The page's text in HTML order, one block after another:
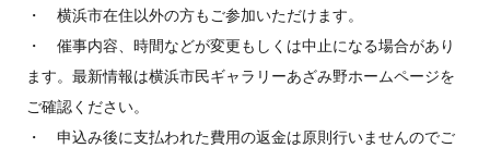
・ 横浜市在住以外の方もご参加いただけます。
・ 催事内容、時間などが変更もしくは中止になる場合があり
ます。最新情報は横浜市民ギャラリーあざみ野ホームページを
ご確認ください。
・ 申込み後に支払われた費用の返金は原則行いませんのでご